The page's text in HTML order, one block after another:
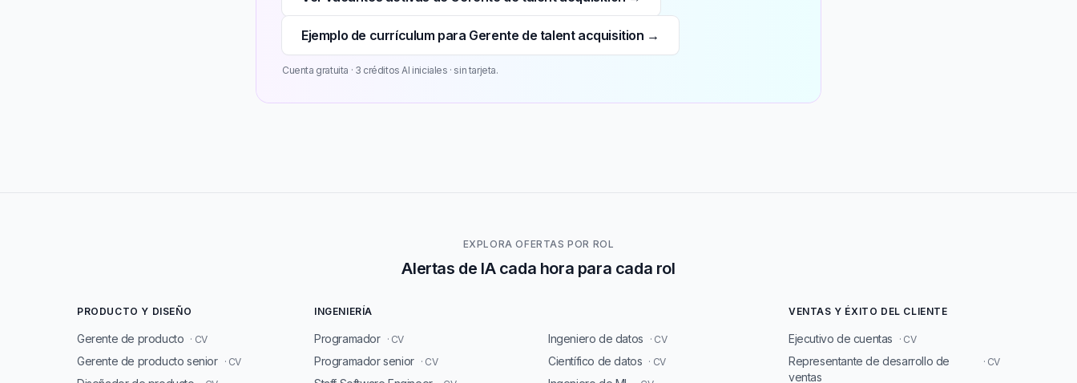
Ejemplo de currículum para Gerente de talent acquisition →
Cuenta gratuita · 3 créditos AI iniciales · sin tarjeta.
EXPLORA OFERTAS POR ROL
Alertas de IA cada hora para cada rol
PRODUCTO Y DISEÑO
Gerente de producto · CV
Gerente de producto senior · CV
INGENIERÍA
Programador · CV
Programador senior · CV
Ingeniero de datos · CV
Científico de datos · CV
VENTAS Y ÉXITO DEL CLIENTE
Ejecutivo de cuentas · CV
Representante de desarrollo de
ventas
· CV